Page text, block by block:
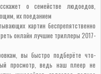
о семействе людоедов,
их поеданием
картин беспрепятственно
онлайн лучшие триллеры 2017-
вы быстро подберёте что-
просмотр, ведь наш плеер не